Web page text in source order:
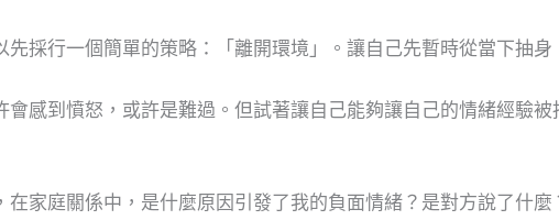
採行一個簡單的策略：「離開環境」。讓自己先暫時從當下抽身
感到憤怒，或許是難過。但試著讓自己能夠讓自己的情緒經驗
家庭關係中，是什麼原因引發了我的負面情緒？是對方說了什麼